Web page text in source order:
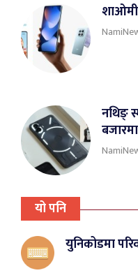
नथिङ्
यो पनि
युनिकोडमा